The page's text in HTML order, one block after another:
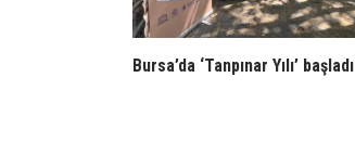
Bursa’da ‘Tanpınar Yılı’ başladı